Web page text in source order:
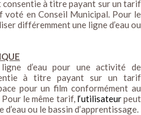
consentie à titre payant sur un tarif
en Conseil Municipal. Pour le
différemment une ligne d’eau ou
d’eau pour une activité de
à titre payant sur un tarif
pour un film conformément au
le même tarif, l‘utilisateurpeut
d’eau ou le bassin d’apprentissage.